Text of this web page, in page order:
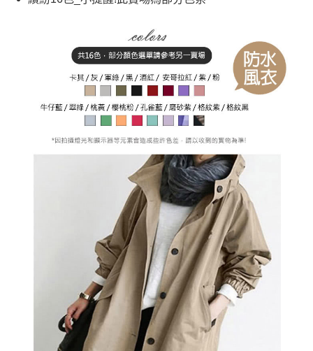
【關於「AFTEE先享後付」】
AFTEE先享後付是「在收到商品之後才付款」的支付方式。 讓您購物簡單
２．便利：只要手機號碼，簡訊認證，即可結帳。
３．安心：先確認商品／服務後，再付款。
【「AFTEE先享後付」結帳流程】
１．於結帳方式選擇「AFTEE先享後付」後，將跳轉至「AFTEE先享後付」
結帳頁面，進行簡訊認證並確認金額後，即可完成結帳。
２．訂單成立數日內，您將收到繳費通知簡訊。
３．收到繳費通知簡訊後14天內，點擊此簡訊中的連結，可透過四大超商／
ATM／網路銀行／等多元方式進行付款，方視為交易完成。
※ 請注意：結帳手續完成當下不需立刻繳費，但若您需要取消訂單，請聯絡
購買商品的店家。未經商家同意取消之訂單仍視為有效，需透過AFTEE先享
※ 交易是否成功請以「AFTEE先享後付 」之結帳頁面顯示為準，若有關於
是否繳費成功／繳費後需取消欲退款等相關疑問，請聯繫「AFTEE先享後付
https://netprotections.freshdesk.com/support/home
１．透過由恩沛科技股份有限公司提供之「AFTEE先享後付」服務完成之交
易，需依本服務之必要範圍內提供個人資料，並將交易相關給付款項請求債
權轉讓予恩沛科技股份有限公司。
每筆NT$79，滿NT$599(含以上)免運費
每筆NT$79，滿NT$599(含以上)免運費
每筆NT$79，滿NT$1,000(含以上)免運費
每筆NT$79，滿NT$1,000(含以上)免運費
每筆NT$90，滿NT$1,000(含以上)免運費
加大碼 連帽外套 時尚防水防風顯瘦連帽風衣外套(M-4XL)
【XGL250880】
加大碼/必備連帽防水防風外套
繽紛16色_小提醒!此賣場為部分色系